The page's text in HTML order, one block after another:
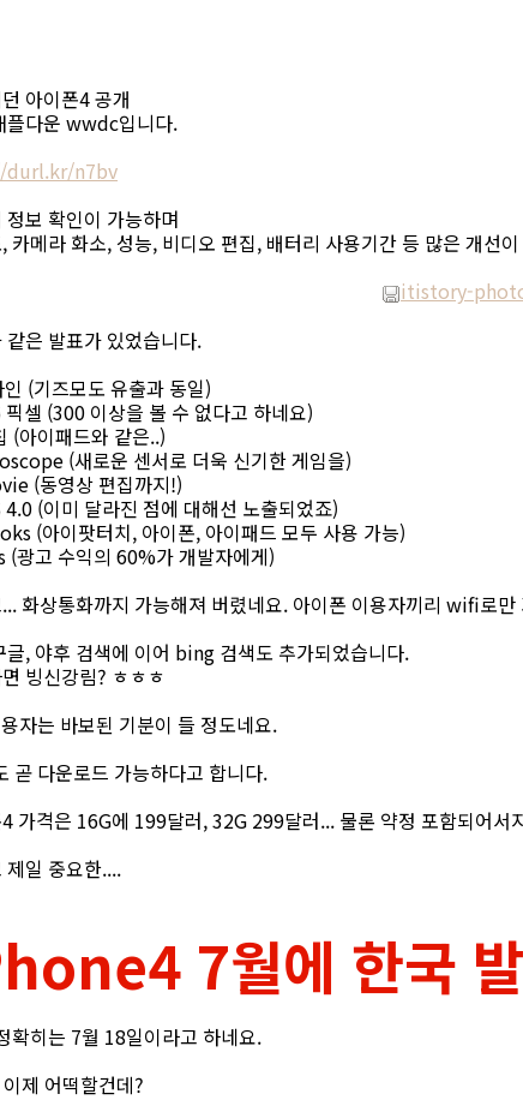
아이폰4 공개
플다운 wwdc입니다.
n7bv
정보 확인이 가능하며
카메라 화소, 성능, 비디오 편집, 배터리 사용기간 등 많은 개선
itistory-
같은 발표가 있었습니다.
(기즈모도 유출과 동일)
셀 (300 이상을 볼 수 없다고 하네요)
(아이패드와 같은..)
(새로운 센서로 더욱 신기한 게임을)
(동영상 편집까지!)
(이미 달라진 점에 대해선 노출되었죠)
(아이팟터치, 아이폰, 아이패드 모두 사용 가능)
(광고 수익의 60%가 개발자에게)
화상통화까지 가능해져 버렸네요. 아이폰 이용자끼리 wifi로만
글, 야후 검색에 이어 bing 검색도 추가되었습니다.
빙신강림? ㅎㅎㅎ
자는 바보된 기분이 들 정도네요.
곧 다운로드 가능하다고 합니다.
가격은 16G에 199달러, 32G 299달러... 물론 약정 포함되어서
제일 중요한....
7월에 한국
확히는 7월 18일이라고 하네요.
제 어떡할건데?